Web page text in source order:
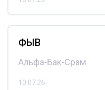
ФЫВ
Альфа-Бак-Срам
10.07.26